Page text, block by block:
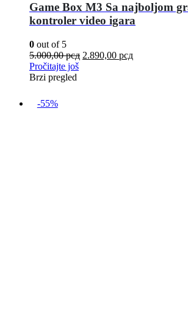
Game Box M3 Sa najboljom
kontroler video igara
0 out of 5
5.000,00рсд 2.890,00 рсд
Pročitajte još
Brzi pregled
-55%